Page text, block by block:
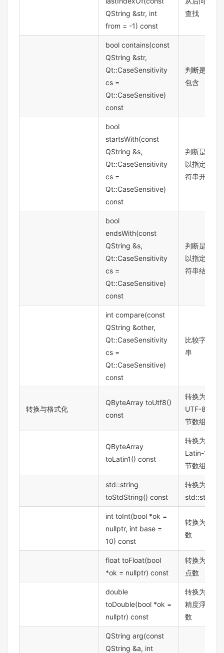
QString &str, int
from = -1) const
查找
bool contains(const
QString &str,
Qt::CaseSensitivity
cs =
Qt::CaseSensitive)
const
判断是否
包含
bool
startsWith(const
QString &s,
Qt::CaseSensitivity
cs =
Qt::CaseSensitive)
const
判断是否
以指定字
符串开头
bool
endsWith(const
QString &s,
Qt::CaseSensitivity
cs =
Qt::CaseSensitive)
const
判断是否
以指定字
符串结尾
int compare(const
QString &other,
Qt::CaseSensitivity
cs =
Qt::CaseSensitive)
const
比较字符
串
转换与格式化
QByteArray toUtf8()
const
转换为
UTF-8 字
节数组
QByteArray
toLatin1() const
转换为
Latin-1 字
节数组
std::string
toStdString() const
转换为
std::string
int toInt(bool *ok =
nullptr, int base =
10) const
转换为整
数
float toFloat(bool
*ok = nullptr) const
转换为浮
点数
double
toDouble(bool *ok =
nullptr) const
转换为双
精度浮点
数
QString arg(const
QString &a, int